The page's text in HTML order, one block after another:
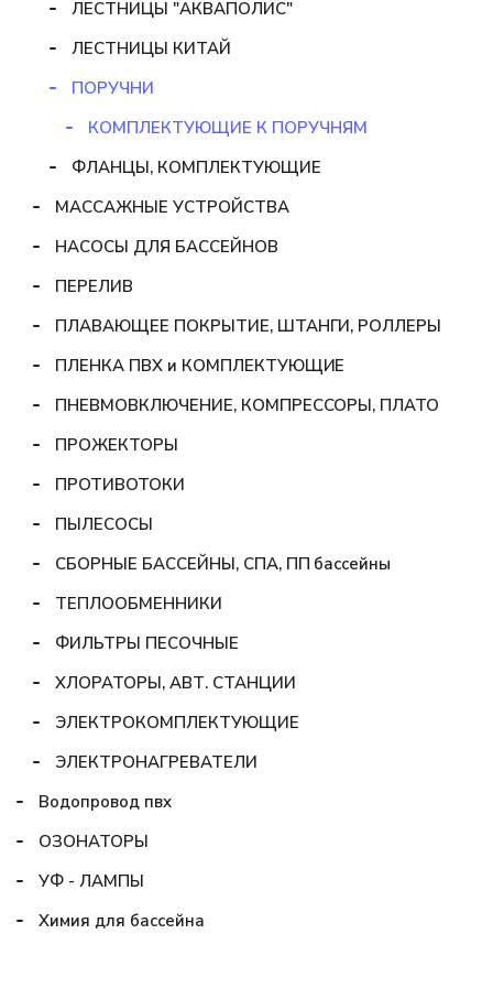
ЛЕСТНИЦЫ "АКВАПОЛИС"
ЛЕСТНИЦЫ КИТАЙ
ПОРУЧНИ
КОМПЛЕКТУЮЩИЕ К ПОРУЧНЯМ
ФЛАНЦЫ, КОМПЛЕКТУЮЩИЕ
МАССАЖНЫЕ УСТРОЙСТВА
НАСОСЫ ДЛЯ БАССЕЙНОВ
ПЕРЕЛИВ
ПЛАВАЮЩЕЕ ПОКРЫТИЕ, ШТАНГИ, РОЛЛЕРЫ
ПЛЕНКА ПВХ и КОМПЛЕКТУЮЩИЕ
ПНЕВМОВКЛЮЧЕНИЕ, КОМПРЕССОРЫ, ПЛАТО
ПРОЖЕКТОРЫ
ПРОТИВОТОКИ
ПЫЛЕСОСЫ
СБОРНЫЕ БАССЕЙНЫ, СПА, ПП бассейны
ТЕПЛООБМЕННИКИ
ФИЛЬТРЫ ПЕСОЧНЫЕ
ХЛОРАТОРЫ, АВТ. СТАНЦИИ
ЭЛЕКТРОКОМПЛЕКТУЮЩИЕ
ЭЛЕКТРОНАГРЕВАТЕЛИ
Водопровод пвх
ОЗОНАТОРЫ
УФ - ЛАМПЫ
Химия для бассейна